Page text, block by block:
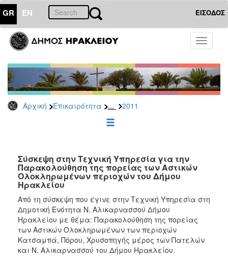
GR EN ΕΙΣΟΔΟΣ
Toggle
Αρχική Επικαιρότητα ... 2011
ΕΠΙΚΑΙΡΟΤΗΤΑ
Τύπου
Αρχείο
2026
2025
2022
2021
2020
2019
2018
2017
2016
Σύσκεψη στην Τεχνική Υπηρεσία για την
Παρακολούθηση της πορείας των Αστικών
Ολοκληρωμένων περιοχών του Δήμου
Ηρακλείου
Από τη σύσκεψη που έγινε στην Τεχνική Υπηρεσία στη
Δημοτική Ενότητα Ν. Αλικαρνασσού Δήμου
Ηρακλείου με θέμα: Παρακολούθηση της πορείας
των Αστικών Ολοκληρωμένων των περιοχών
Κατσαμπά, Πόρου, Χρυσοπηγής μέρος των Πατελών
και Ν. Αλικαρνασσού του Δήμου Ηρακλείου.